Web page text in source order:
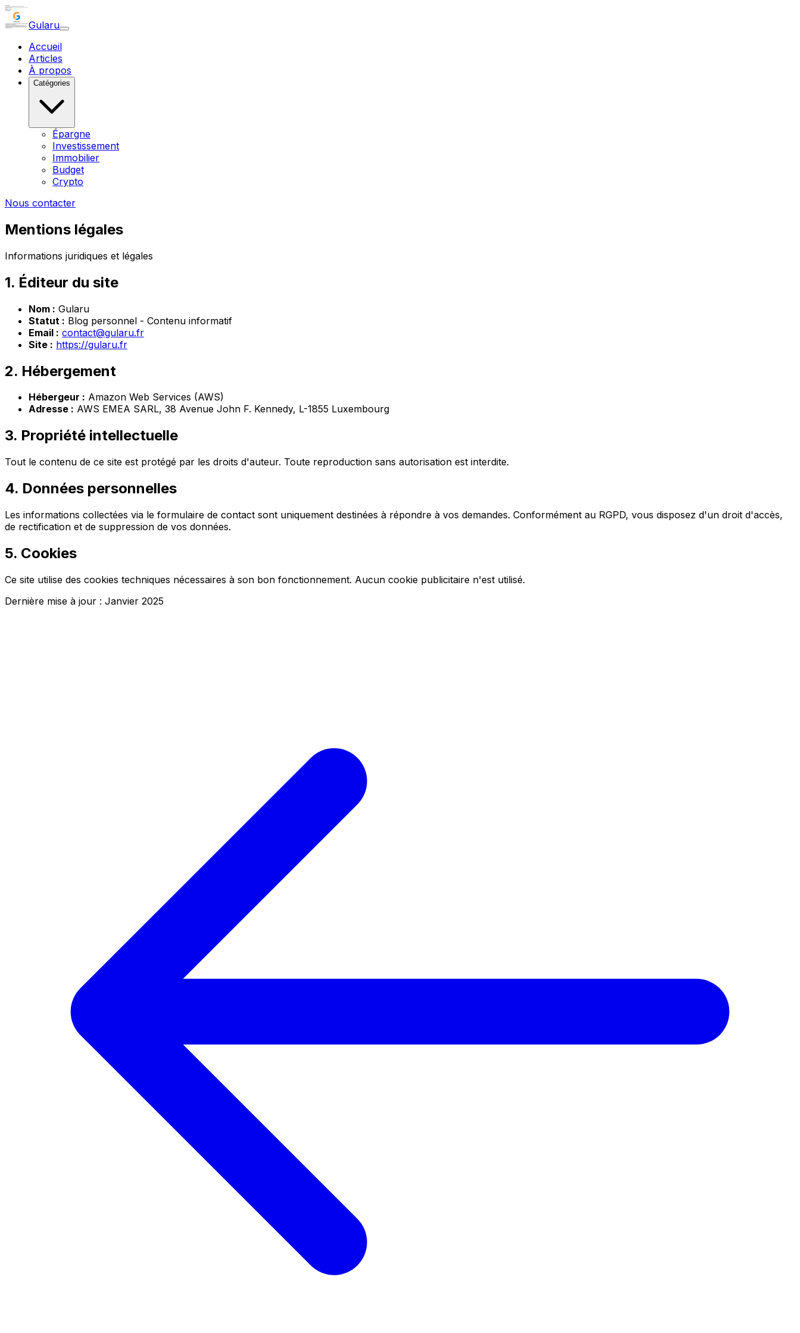
Gularu
Accueil
Articles
À propos
Catégories
Épargne
Investissement
Immobilier
Budget
Crypto
Nous contacter
Mentions légales
Informations juridiques et légales
1. Éditeur du site
Nom : Gularu
Statut : Blog personnel - Contenu informatif
Email : contact@gularu.fr
Site : https://gularu.fr
2. Hébergement
Hébergeur : Amazon Web Services (AWS)
Adresse : AWS EMEA SARL, 38 Avenue John F. Kennedy, L-1855 Luxembourg
3. Propriété intellectuelle
Tout le contenu de ce site est protégé par les droits d'auteur. Toute reproduction sans autorisation est interdite.
4. Données personnelles
Les informations collectées via le formulaire de contact sont uniquement destinées à répondre à vos demandes. Conformément au RGPD, vous disposez d'un droit d'accès,
de rectification et de suppression de vos données.
5. Cookies
Ce site utilise des cookies techniques nécessaires à son bon fonctionnement. Aucun cookie publicitaire n'est utilisé.
Dernière mise à jour : Janvier 2025